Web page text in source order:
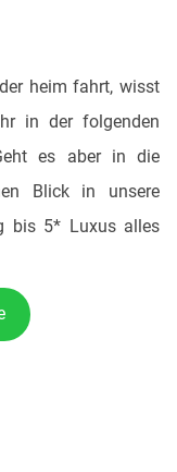
heim fahrt, wisst
in der folgenden
es aber in die
Blick in unsere
bis 5* Luxus alles